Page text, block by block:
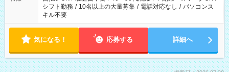
シフト勤務 / 10名以上の大量募集 / 電話対応なし / パソコンス
キル不要
気になる！ 応募する 詳細へ